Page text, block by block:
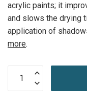
acrylic paints; it
and slows the drying
application of
more.